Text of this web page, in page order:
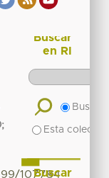
;
107784
Buscar
en RI
Buscar
Esta
Buscar